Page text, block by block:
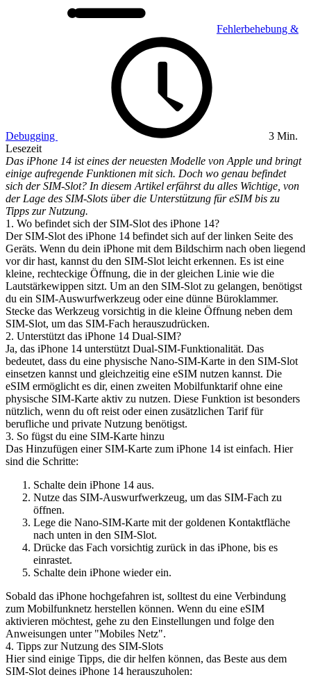
Fehlerbehebung &
Debugging
3 Min.
Lesezeit
Das iPhone 14 ist eines der neuesten Modelle von Apple und bringt
einige aufregende Funktionen mit sich. Doch wo genau befindet
sich der SIM-Slot? In diesem Artikel erfährst du alles Wichtige, von
der Lage des SIM-Slots über die Unterstützung für eSIM bis zu
Tipps zur Nutzung.
1. Wo befindet sich der SIM-Slot des iPhone 14?
Der SIM-Slot des iPhone 14 befindet sich auf der linken Seite des
Geräts. Wenn du dein iPhone mit dem Bildschirm nach oben liegend
vor dir hast, kannst du den SIM-Slot leicht erkennen. Es ist eine
kleine, rechteckige Öffnung, die in der gleichen Linie wie die
Lautstärkewippen sitzt. Um an den SIM-Slot zu gelangen, benötigst
du ein SIM-Auswurfwerkzeug oder eine dünne Büroklammer.
Stecke das Werkzeug vorsichtig in die kleine Öffnung neben dem
SIM-Slot, um das SIM-Fach herauszudrücken.
2. Unterstützt das iPhone 14 Dual-SIM?
Ja, das iPhone 14 unterstützt Dual-SIM-Funktionalität. Das
bedeutet, dass du eine physische Nano-SIM-Karte in den SIM-Slot
einsetzen kannst und gleichzeitig eine eSIM nutzen kannst. Die
eSIM ermöglicht es dir, einen zweiten Mobilfunktarif ohne eine
physische SIM-Karte aktiv zu nutzen. Diese Funktion ist besonders
nützlich, wenn du oft reist oder einen zusätzlichen Tarif für
berufliche und private Nutzung benötigst.
3. So fügst du eine SIM-Karte hinzu
Das Hinzufügen einer SIM-Karte zum iPhone 14 ist einfach. Hier
sind die Schritte:
Schalte dein iPhone 14 aus.
Nutze das SIM-Auswurfwerkzeug, um das SIM-Fach zu
öffnen.
Lege die Nano-SIM-Karte mit der goldenen Kontaktfläche
nach unten in den SIM-Slot.
Drücke das Fach vorsichtig zurück in das iPhone, bis es
einrastet.
Schalte dein iPhone wieder ein.
Sobald das iPhone hochgefahren ist, solltest du eine Verbindung
zum Mobilfunknetz herstellen können. Wenn du eine eSIM
aktivieren möchtest, gehe zu den Einstellungen und folge den
Anweisungen unter "Mobiles Netz".
4. Tipps zur Nutzung des SIM-Slots
Hier sind einige Tipps, die dir helfen können, das Beste aus dem
SIM-Slot deines iPhone 14 herauszuholen: